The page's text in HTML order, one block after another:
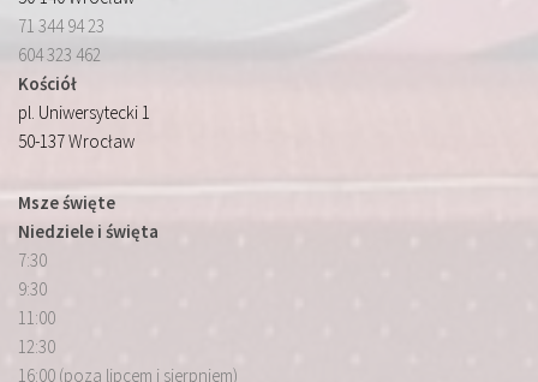
71 344 94 23
604 323 462
Kościół
pl. Uniwersytecki 1
50-137 Wrocław
Msze święte
Niedziele i święta
7:30
9:30
11:00
12:30
16:00 (poza lipcem i sierpniem)